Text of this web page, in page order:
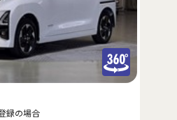
録の場合